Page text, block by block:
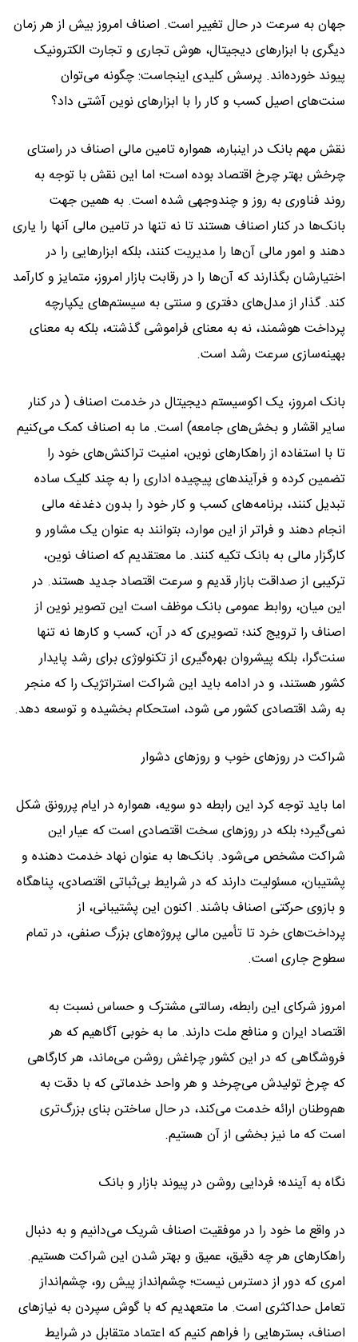
جهان به سرعت در حال تغییر است. اصناف امروز بیش از هر زمان
دیگری با ابزارهای دیجیتال، هوش تجاری و تجارت الکترونیک
پیوند خورده‌اند. پرسش کلیدی اینجاست: چگونه می‌توان
سنت‌های اصیل کسب و کار را با ابزارهای نوین آشتی داد؟
نقش مهم بانک در اینباره، همواره تامین مالی اصناف در راستای
چرخش بهتر چرخ اقتصاد بوده است؛ اما این نقش با توجه به
روند فناوری به روز و چندوجهی شده است. به همین جهت
بانک‌ها در کنار اصناف هستند تا نه تنها در تامین مالی آنها را یاری
دهند و امور مالی آن‌ها را مدیریت کنند، بلکه ابزارهایی را در
اختیارشان بگذارند که آن‌ها را در رقابت بازار امروز، متمایز و کارآمد
کند. گذار از مدل‌های دفتری و سنتی به سیستم‌های یکپارچه
پرداخت هوشمند، نه به معنای فراموشی گذشته، بلکه به معنای
بهینه‌سازی سرعت رشد است.
بانک امروز، یک اکوسیستم دیجیتال در خدمت اصناف ( در کنار
سایر اقشار و بخش‌های جامعه) است. ما به اصناف کمک می‌کنیم
تا با استفاده از راهکارهای نوین، امنیت تراکنش‌های خود را
تضمین کرده و فرآیندهای پیچیده اداری را به چند کلیک ساده
تبدیل کنند، برنامه‌های کسب و کار خود را بدون دغدغه مالی
انجام دهند و فراتر از این موارد، بتوانند به عنوان یک مشاور و
کارگزار مالی به بانک تکیه کنند. ما معتقدیم که اصناف نوین،
ترکیبی از صداقت بازار قدیم و سرعت اقتصاد جدید هستند. در
این میان، روابط عمومی بانک موظف است این تصویر نوین از
اصناف را ترویج کند؛ تصویری که در آن، کسب و کارها نه تنها
سنت‌گرا، بلکه پیشروان بهره‌گیری از تکنولوژی برای رشد پایدار
کشور هستند، و در ادامه باید این شراکت استراتژیک را که منجر
به رشد اقتصادی کشور می شود، استحکام بخشیده و توسعه دهد.
شراکت در روزهای خوب و روزهای دشوار
اما باید توجه کرد این رابطه دو سویه، همواره در ایام پررونق شکل
نمی‌گیرد؛ بلکه در روزهای سخت اقتصادی است که عیار این
شراکت مشخص می‌شود. بانک‌ها به عنوان نهاد خدمت دهنده و
پشتیبان، مسئولیت دارند که در شرایط بی‌ثباتی اقتصادی، پناهگاه
و بازوی حرکتی اصناف باشند. اکنون این پشتیبانی، از
پرداخت‌های خرد تا تأمین مالی پروژه‌های بزرگ صنفی، در تمام
سطوح جاری است.
امروز شرکای این رابطه، رسالتی مشترک و حساس نسبت به
اقتصاد ایران و منافع ملت دارند. ما به خوبی آگاهیم که هر
فروشگاهی که در این کشور چراغش روشن می‌ماند، هر کارگاهی
که چرخ تولیدش می‌چرخد و هر واحد خدماتی که با دقت به
هم‌وطنان ارائه خدمت می‌کند، در حال ساختن بنای بزرگ‌تری
است که ما نیز بخشی از آن هستیم.
نگاه به آینده؛ فردایی روشن در پیوند بازار و بانک
در واقع ما خود را در موفقیت اصناف شریک می‌دانیم و به دنبال
راهکارهای هر چه دقیق، عمیق و بهتر شدن این شراکت هستیم.
امری که دور از دسترس نیست؛ چشم‌انداز پیش رو، چشم‌انداز
تعامل حداکثری است. ما متعهدیم که با گوش سپردن به نیازهای
اصناف، بسترهایی را فراهم کنیم که اعتماد متقابل در شرایط